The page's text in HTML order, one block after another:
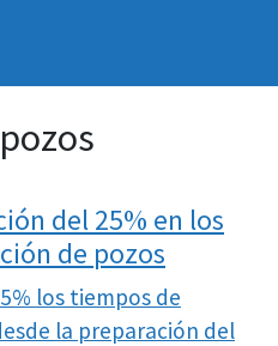
del 25% en los
de pozos
los tiempos de
la preparación del